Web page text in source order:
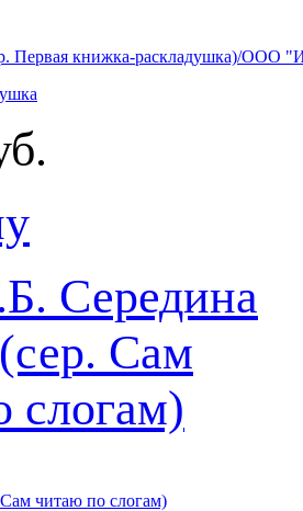
Первая книжка-раскладушка)/ООО
читаю по слогам)